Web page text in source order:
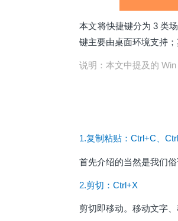
本文将快捷键分为 3 类
键主要由桌面环境支持
说明：本文中提及的
1.复制粘贴：Ctrl+C、
首先介绍的当然是我们俗
2.剪切：Ctrl+X
剪切即移动。移动文字